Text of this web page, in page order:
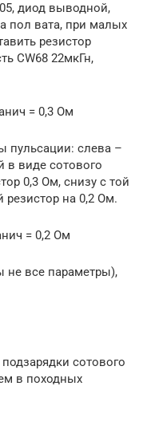
диод выводной,
пол вата, при малых
резистор
CW68 22мкГн,
= 0,3 Ом
пульсации: слева –
в виде сотового
0,3 Ом, снизу с той
резистор на 0,2 Ом.
= 0,2 Ом
не все параметры),
сотового
в походных